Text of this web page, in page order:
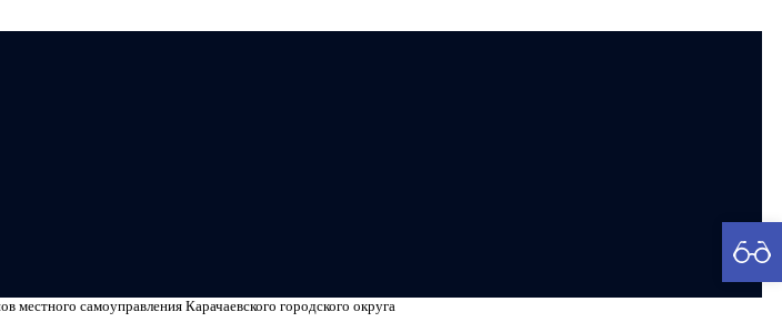
местного самоуправления Карачаевского городского округа